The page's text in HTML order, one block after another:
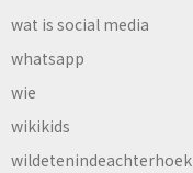
wat is social media
whatsapp
wie
wikikids
wildetenindeachterhoek